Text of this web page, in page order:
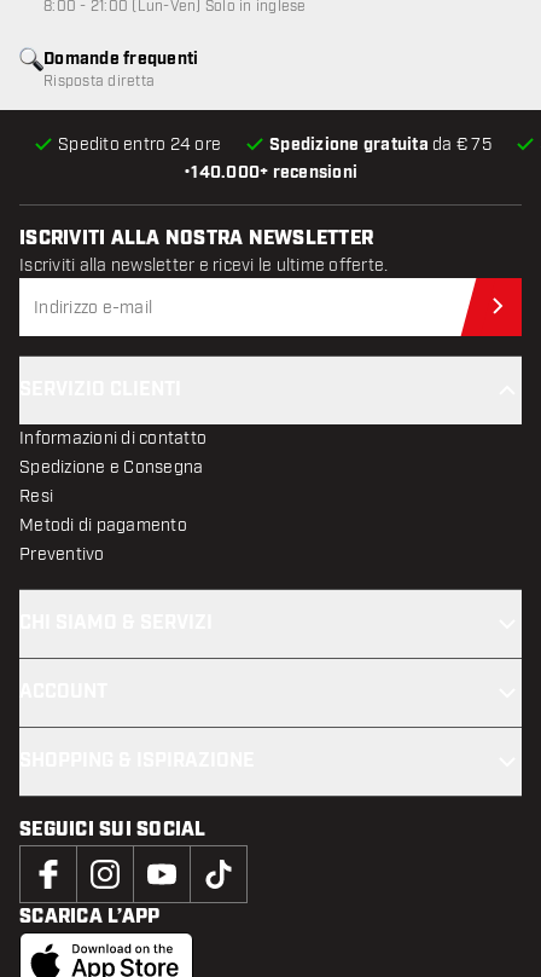
•140.000+ recensioni
Spedito entro 24 ore Spedizione gratuita da € 75
Domande frequenti
Risposta diretta
8:00 - 21:00 (Lun-Ven) Solo in inglese
ISCRIVITI ALLA NOSTRA NEWSLETTER
Iscriviti alla newsletter e ricevi le ultime offerte.
Informazioni di contatto
Spedizione e Consegna
Resi
Metodi di pagamento
Preventivo
SEGUICI SUI SOCIAL
SCARICA L’APP